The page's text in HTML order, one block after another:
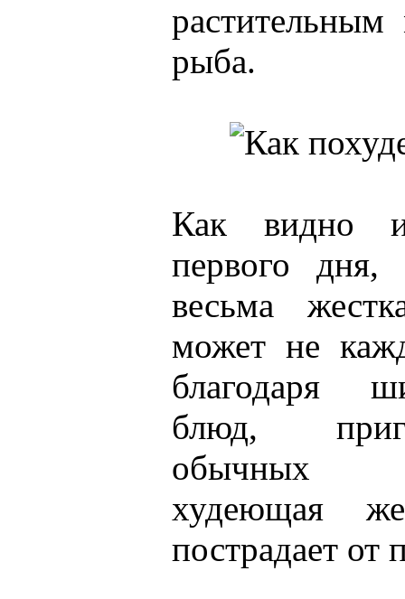
рыба.
Как видно
первого дня,
весьма
может не
благодаря
блюд,
обычных
худеющая
пострадает от